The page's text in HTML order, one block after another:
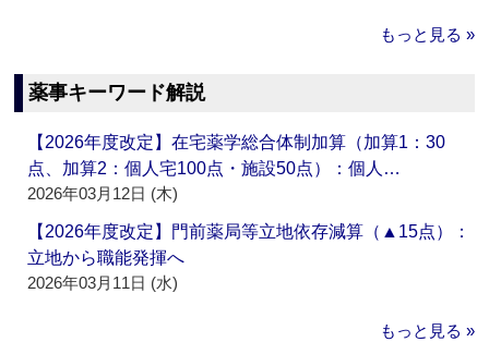
もっと見る »
薬事キーワード解説
【2026年度改定】在宅薬学総合体制加算（加算1：30
点、加算2：個人宅100点・施設50点）：個人…
2026年03月12日 (木)
【2026年度改定】門前薬局等立地依存減算（▲15点）：
立地から職能発揮へ
2026年03月11日 (水)
もっと見る »